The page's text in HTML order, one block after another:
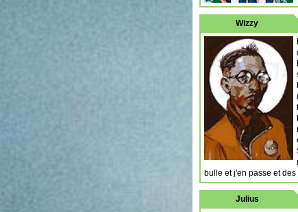
Wizzy
bulle et j'en passe et
Julius